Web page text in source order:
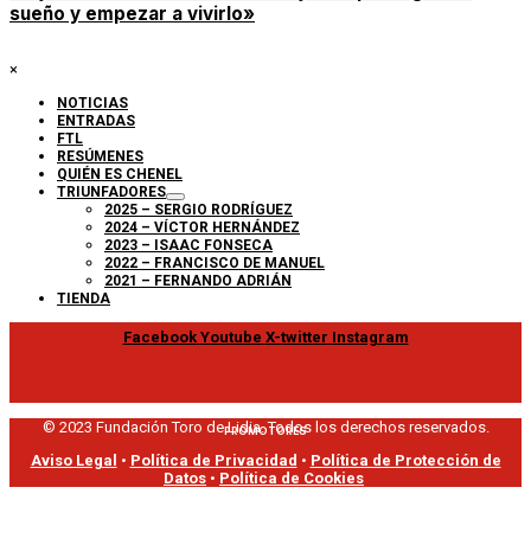
sueño y empezar a vivirlo»
×
NOTICIAS
ENTRADAS
FTL
RESÚMENES
QUIÉN ES CHENEL
TRIUNFADORES
2025 – SERGIO RODRÍGUEZ
2024 – VÍCTOR HERNÁNDEZ
2023 – ISAAC FONSECA
2022 – FRANCISCO DE MANUEL
2021 – FERNANDO ADRIÁN
TIENDA
Facebook Youtube X-twitter Instagram
PROMOTORES
© 2023 Fundación Toro de Lidia. Todos los derechos reservados.
Aviso Legal • Política de Privacidad • Política de Protección de
Datos • Política de Cookies